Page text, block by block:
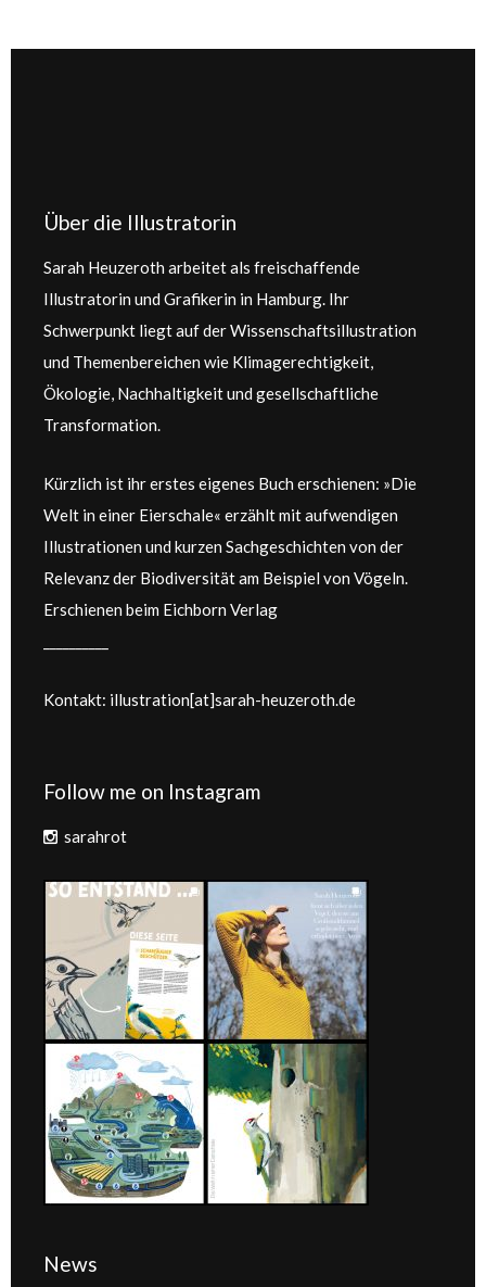
Über die Illustratorin
Sarah Heuzeroth arbeitet als freischaffende
Illustratorin und Grafikerin in Hamburg. Ihr
Schwerpunkt liegt auf der Wissenschaftsillustration
und Themenbereichen wie Klimagerechtigkeit,
Ökologie, Nachhaltigkeit und gesellschaftliche
Transformation.
Kürzlich ist ihr erstes eigenes Buch erschienen: »Die
Welt in einer Eierschale« erzählt mit aufwendigen
Illustrationen und kurzen Sachgeschichten von der
Relevanz der Biodiversität am Beispiel von Vögeln.
Erschienen beim Eichborn Verlag
Kontakt: illustration[at]sarah-heuzeroth.de
Follow me on Instagram
sarahrot
News